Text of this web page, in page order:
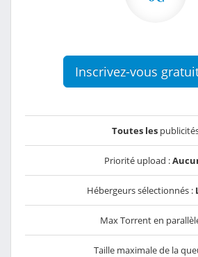
Inscrivez-vous
Toutes les
Priorité upload :
Hébergeurs sélectionnés :
Max Torrent en
Taille maximale de la